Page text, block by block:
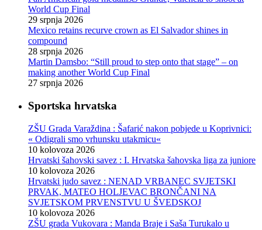
World Cup Final
29 srpnja 2026
Mexico retains recurve crown as El Salvador shines in
compound
28 srpnja 2026
Martin Damsbo: “Still proud to step onto that stage” – on
making another World Cup Final
27 srpnja 2026
Sportska hrvatska
ZŠU Grada Varaždina : Šafarić nakon pobjede u Koprivnici:
« Odigrali smo vrhunsku utakmicu«
10 kolovoza 2026
Hrvatski šahovski savez : I. Hrvatska šahovska liga za juniore
10 kolovoza 2026
Hrvatski judo savez : NENAD VRBANEC SVJETSKI
PRVAK, MATEO HOLJEVAC BRONČANI NA
SVJETSKOM PRVENSTVU U ŠVEDSKOJ
10 kolovoza 2026
ZŠU grada Vukovara : Manda Braje i Saša Turukalo u